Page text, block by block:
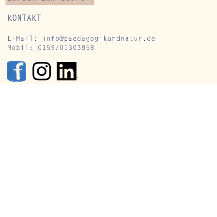
im Alltag –
in
Natur
KONTAKT
E-Mail:
info@paedagogikundnatur.de
Mobil: 0159/01303858